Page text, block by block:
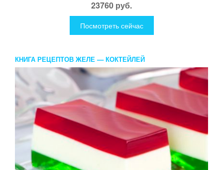
23760 руб.
Посмотреть сейчас
КНИГА РЕЦЕПТОВ ЖЕЛЕ — КОКТЕЙЛЕЙ